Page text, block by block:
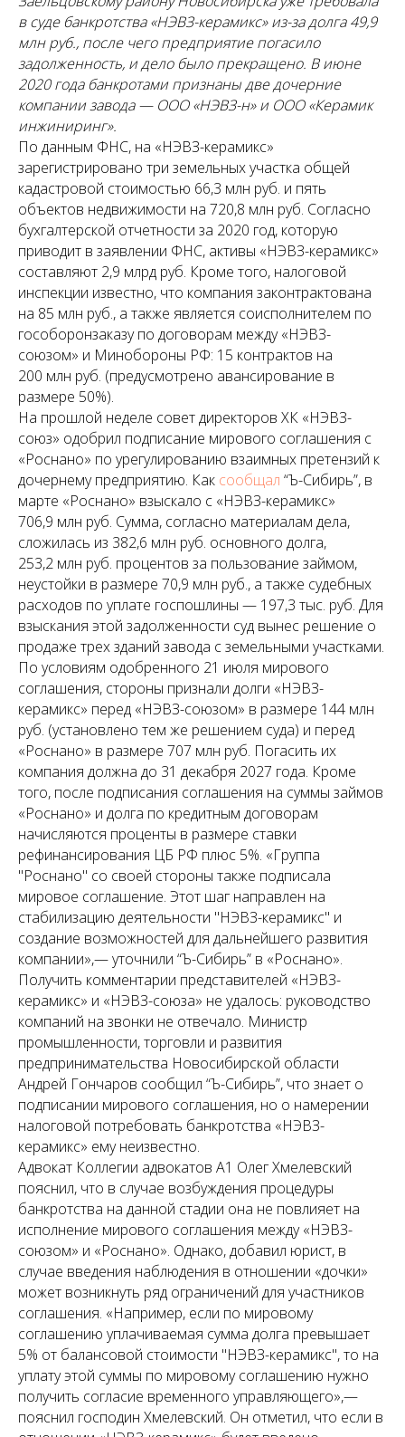
в суде банкротства «НЭВЗ-керамикс» из-за долга 49,9
млн руб., после чего предприятие погасило
задолженность, и дело было прекращено. В июне
2020 года банкротами признаны две дочерние
компании завода — ООО «НЭВЗ-н» и ООО «Керамик
инжиниринг».
По данным ФНС, на «НЭВЗ-керамикс»
зарегистрировано три земельных участка общей
кадастровой стоимостью 66,3 млн руб. и пять
объектов недвижимости на 720,8 млн руб. Согласно
бухгалтерской отчетности за 2020 год, которую
приводит в заявлении ФНС, активы «НЭВЗ-керамикс»
составляют 2,9 млрд руб. Кроме того, налоговой
инспекции известно, что компания законтрактована
на 85 млн руб., а также является соисполнителем по
гособоронзаказу по договорам между «НЭВЗ-
союзом» и Минобороны РФ: 15 контрактов на
200 млн руб. (предусмотрено авансирование в
размере 50%).
На прошлой неделе совет директоров ХК «НЭВЗ-
союз» одобрил подписание мирового соглашения с
«Роснано» по урегулированию взаимных претензий к
дочернему предприятию. Как сообщал “Ъ-Сибирь”, в
марте «Роснано» взыскало с «НЭВЗ-керамикс»
706,9 млн руб. Сумма, согласно материалам дела,
сложилась из 382,6 млн руб. основного долга,
253,2 млн руб. процентов за пользование займом,
неустойки в размере 70,9 млн руб., а также судебных
расходов по уплате гос­пошлины — 197,3 тыс. руб. Для
взыскания этой задолженности суд вынес решение о
продаже трех зданий завода с земельными участками.
По условиям одобренного 21 июля мирового
соглашения, стороны признали долги «НЭВЗ-
керамикс» перед «НЭВЗ-союзом» в размере 144 млн
руб. (установлено тем же решением суда) и перед
«Роснано» в размере 707 млн руб. Погасить их
компания должна до 31 декабря 2027 года. Кроме
того, после подписания соглашения на суммы займов
«Рос­нано» и долга по кредитным договорам
начисляются проценты в размере ставки
рефинансирования ЦБ РФ плюс 5%. «Группа
"Роснано" со своей стороны также подписала
мировое соглашение. Этот шаг направлен на
стабилизацию деятельности "НЭВЗ-керамикс" и
создание возможностей для дальнейшего развития
компании»,— уточнили “Ъ-Сибирь” в «Роснано».
Получить комментарии представителей «НЭВЗ-
керамикс» и «НЭВЗ-союза» не удалось: руководство
компаний на звонки не отвечало. Министр
промышленности, торговли и развития
предпринимательства Новосибирской области
Андрей Гончаров сообщил “Ъ-Сибирь”, что знает о
подписании мирового соглашения, но о намерении
налоговой потребовать банкротства «НЭВЗ-
керамикс» ему неизвестно.
Адвокат Коллегии адвокатов А1 Олег Хмелевский
пояснил, что в случае возбуждения процедуры
банкротства на данной стадии она не повлияет на
исполнение мирового соглашения между «НЭВЗ-
союзом» и «Роснано». Однако, добавил юрист, в
случае введения наблюдения в отношении «дочки»
может возникнуть ряд ограничений для участников
соглашения. «Например, если по мировому
соглашению уплачиваемая сумма долга превышает
5% от балансовой стоимости "НЭВЗ-керамикс", то на
уплату этой суммы по мировому соглашению нужно
получить согласие временного управляющего»,—
пояснил господин Хмелевский. Он отметил, что если в